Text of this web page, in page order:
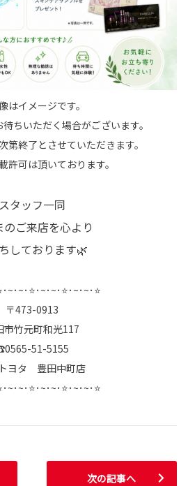
はイメージです。
ちいただく場合がございます。
終了とさせていただきます。
許可は頂いております。
スタッフ一同
のご来店を心より
しております🌿
･~･~･⭐･~･~･⭐･~･~･⭐
〒473-0913
市竹元町和光117
51-5155
ヨタ 豊田中町店
･~･~･⭐･~･~･⭐･~･~･⭐
次の記事へ